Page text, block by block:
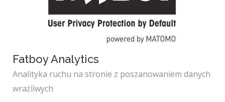
Fatboy Analytics
Analityka ruchu na stronie z poszanowaniem danych
wrażliwych